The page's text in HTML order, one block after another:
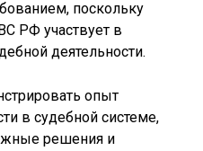
поскольку
РФ участвует в
деятельности.
опыт
в судебной системе,
решения и